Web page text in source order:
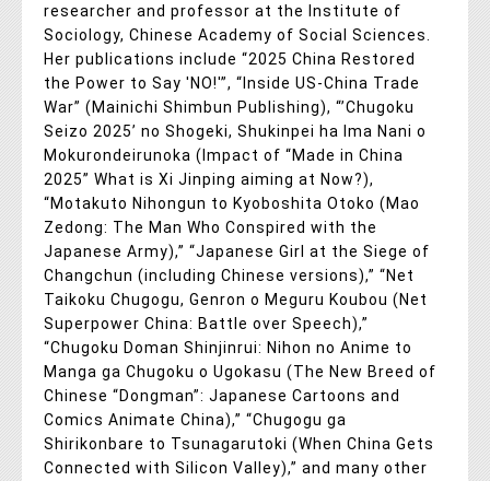
researcher and professor at the Institute of
Sociology, Chinese Academy of Social Sciences.
Her publications include “2025 China Restored
the Power to Say 'NO!'”, “Inside US-China Trade
War” (Mainichi Shimbun Publishing), “’Chugoku
Seizo 2025’ no Shogeki, Shukinpei ha Ima Nani o
Mokurondeirunoka (Impact of “Made in China
2025” What is Xi Jinping aiming at Now?),
“Motakuto Nihongun to Kyoboshita Otoko (Mao
Zedong: The Man Who Conspired with the
Japanese Army),” “Japanese Girl at the Siege of
Changchun (including Chinese versions),” “Net
Taikoku Chugogu, Genron o Meguru Koubou (Net
Superpower China: Battle over Speech),”
“Chugoku Doman Shinjinrui: Nihon no Anime to
Manga ga Chugoku o Ugokasu (The New Breed of
Chinese “Dongman”: Japanese Cartoons and
Comics Animate China),” “Chugogu ga
Shirikonbare to Tsunagarutoki (When China Gets
Connected with Silicon Valley),” and many other